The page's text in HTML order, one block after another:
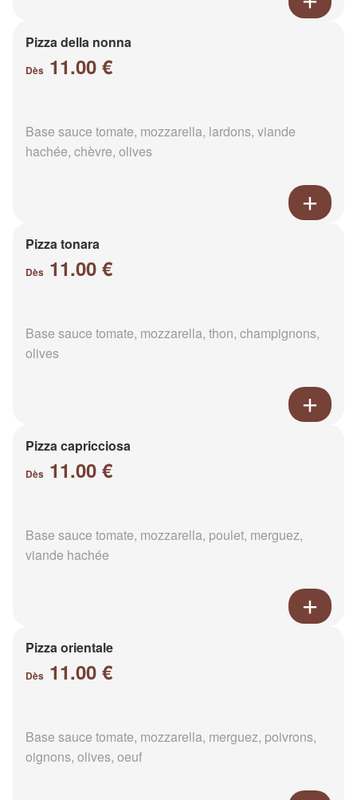
Pizza della nonna
Dès 11.00 €
Base sauce tomate, mozzarella, lardons, viande
hachée, chèvre, olives
Pizza tonara
Dès 11.00 €
Base sauce tomate, mozzarella, thon, champignons,
olives
Pizza capricciosa
Dès 11.00 €
Base sauce tomate, mozzarella, poulet, merguez,
viande hachée
Pizza orientale
Dès 11.00 €
Base sauce tomate, mozzarella, merguez, poivrons,
oignons, olives, oeuf